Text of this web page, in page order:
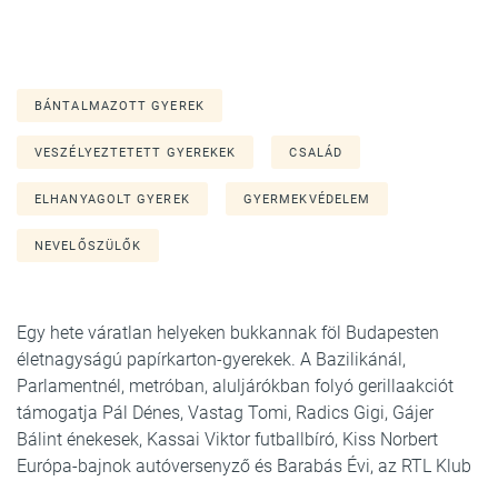
BÁNTALMAZOTT GYEREK
VESZÉLYEZTETETT GYEREKEK CSALÁD
ELHANYAGOLT GYEREK GYERMEKVÉDELEM
NEVELŐSZÜLŐK
Egy hete váratlan helyeken bukkannak föl Budapesten
életnagyságú papírkarton-gyerekek. A Bazilikánál,
Parlamentnél, metróban, aluljárókban folyó gerillaakciót
támogatja Pál Dénes, Vastag Tomi, Radics Gigi, Gájer
Bálint énekesek, Kassai Viktor futballbíró, Kiss Norbert
Európa-bajnok autóversenyző és Barabás Évi, az RTL Klub